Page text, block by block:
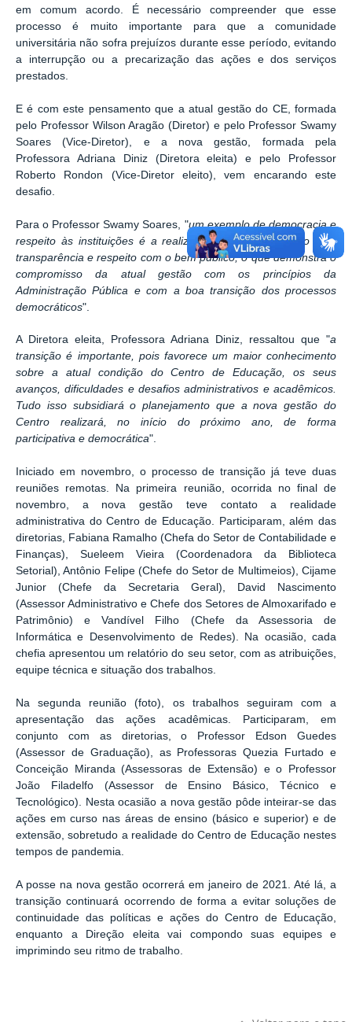
em comum acordo. É necessário compreender que esse
processo é muito importante para que a comunidade
universitária não sofra prejuízos durante esse período, evitando
a interrupção ou a precarização das ações e dos serviços
prestados.
E é com este pensamento que a atual gestão do CE, formada
pelo Professor Wilson Aragão (Diretor) e pelo Professor Swamy
Soares (Vice-Diretor), e a nova gestão, formada pela
Professora Adriana Diniz (Diretora eleita) e pelo Professor
Roberto Rondon (Vice-Diretor eleito), vem encarando este
desafio.
Para o Professor Swamy Soares, "um exemplo de democracia e
respeito às instituições é a realização de uma transição com
transparência e respeito com o bem público, o que demonstra o
compromisso da atual gestão com os princípios da
Administração Pública e com a boa transição dos processos
democráticos".
A Diretora eleita, Professora Adriana Diniz, ressaltou que "a
transição é importante, pois favorece um maior conhecimento
sobre a atual condição do Centro de Educação, os seus
avanços, dificuldades e desafios administrativos e acadêmicos.
Tudo isso subsidiará o planejamento que a nova gestão do
Centro realizará, no início do próximo ano, de forma
participativa e democrática".
Iniciado em novembro, o processo de transição já teve duas
reuniões remotas. Na primeira reunião, ocorrida no final de
novembro, a nova gestão teve contato a realidade
administrativa do Centro de Educação. Participaram, além das
diretorias, Fabiana Ramalho (Chefa do Setor de Contabilidade e
Finanças), Sueleem Vieira (Coordenadora da Biblioteca
Setorial), Antônio Felipe (Chefe do Setor de Multimeios), Cijame
Junior (Chefe da Secretaria Geral), David Nascimento
(Assessor Administrativo e Chefe dos Setores de Almoxarifado e
Patrimônio) e Vandível Filho (Chefe da Assessoria de
Informática e Desenvolvimento de Redes). Na ocasião, cada
chefia apresentou um relatório do seu setor, com as atribuições,
equipe técnica e situação dos trabalhos.
Na segunda reunião (foto), os trabalhos seguiram com a
apresentação das ações acadêmicas. Participaram, em
conjunto com as diretorias, o Professor Edson Guedes
(Assessor de Graduação), as Professoras Quezia Furtado e
Conceição Miranda (Assessoras de Extensão) e o Professor
João Filadelfo (Assessor de Ensino Básico, Técnico e
Tecnológico). Nesta ocasião a nova gestão pôde inteirar-se das
ações em curso nas áreas de ensino (básico e superior) e de
extensão, sobretudo a realidade do Centro de Educação nestes
tempos de pandemia.
A posse na nova gestão ocorrerá em janeiro de 2021. Até lá, a
transição continuará ocorrendo de forma a evitar soluções de
continuidade das políticas e ações do Centro de Educação,
enquanto a Direção eleita vai compondo suas equipes e
imprimindo seu ritmo de trabalho.